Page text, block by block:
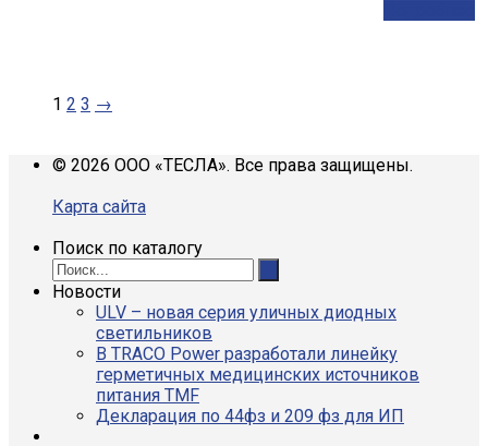
1 2 3 →
© 2026 ООО «ТЕСЛА». Все права защищены.
Карта сайта
Поиск по каталогу
Новости
ULV – новая серия уличных диодных
светильников
В TRACO Power разработали линейку
герметичных медицинских источников
питания TMF
Декларация по 44фз и 209 фз для ИП